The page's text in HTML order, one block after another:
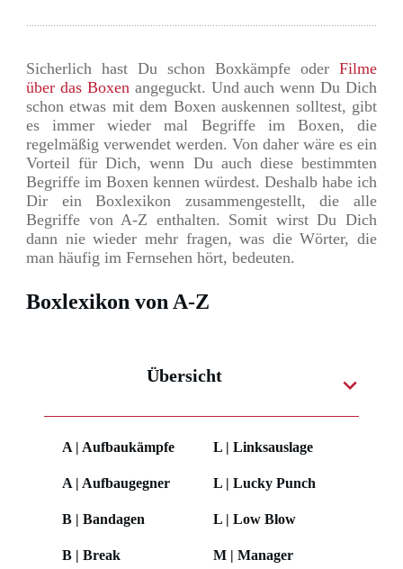
Sicherlich hast Du schon Boxkämpfe oder Filme
über das Boxenangeguckt. Und auch wenn Du Dich
schon etwas mit dem Boxen auskennen solltest, gibt
es immer wieder mal Begriffe im Boxen, die
regelmäßig verwendet werden. Von daher wäre es ein
Vorteil für Dich, wenn Du auch diese bestimmten
Begriffe im Boxen kennen würdest. Deshalb habe ich
Dir ein Boxlexikon zusammengestellt, die alle
Begriffe von A-Z enthalten. Somit wirst Du Dich
dann nie wieder mehr fragen, was die Wörter, die
man häufig im Fernsehen hört, bedeuten.
Boxlexikon von A-Z
Übersicht
A | Aufbaukämpfe
A | Aufbaugegner
B | Bandagen
B | Break
L | Linksauslage
L | Lucky Punch
L | Low Blow
M | Manager